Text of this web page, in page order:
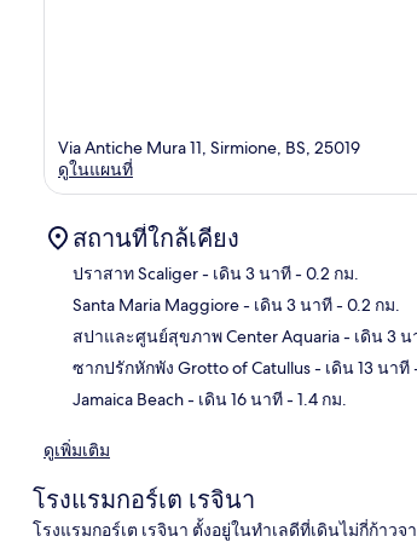
Via Antiche Mura 11, Sirmione, BS, 25019
ดูในแผนที่
สถานที่ใกล้เคียง
ปราสาท Scaliger- เดิน 3 นาที- 0.2 กม.
Santa Maria Maggiore- เดิน 3 นาที- 0.2 กม.
สปาและศูนย์สุขภาพ Center Aquaria- เดิน 3 น
ซากปรักหักพัง Grotto of Catullus- เดิน 13 นาที
Jamaica Beach- เดิน 16 นาที- 1.4 กม.
ดูเพิ่มเติม
โรงแรมกอร์เต เรจินา
โรงแรมกอร์เต เรจินา ตั้งอยู่ในทำเลดีที่เดินไม่กี่ก้าว